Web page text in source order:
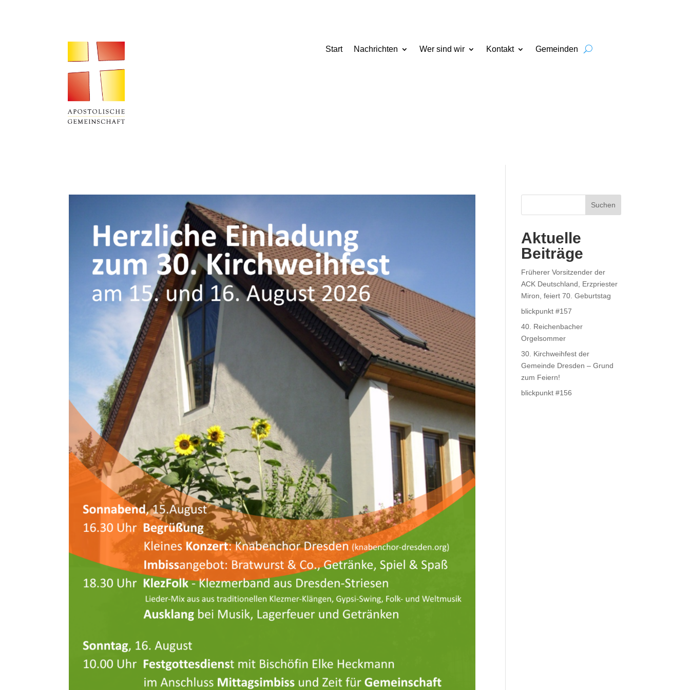
Start Nachrichten Wer sind wir Kontakt Gemeinden
Suchen
Aktuelle
Beiträge
Früherer Vorsitzender der
ACK Deutschland, Erzpriester
Miron, feiert 70. Geburtstag
blickpunkt #157
40. Reichenbacher
Orgelsommer
30. Kirchweihfest der
Gemeinde Dresden – Grund
zum Feiern!
blickpunkt #156